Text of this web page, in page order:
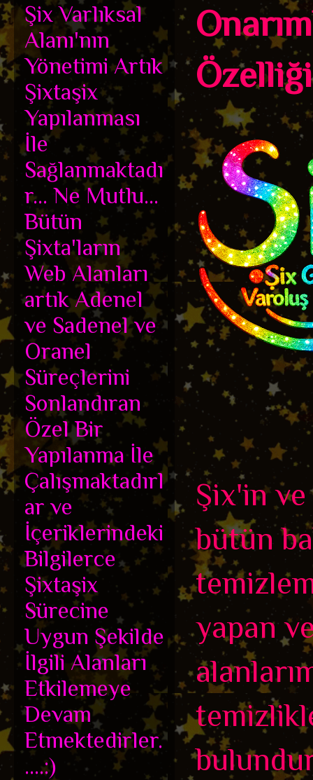
Şix'in ve
bütün
yapan
Şix Varlıksal
Alanı'nın
Yönetimi Artık
Şixtaşix
Yapılanması
İle
Sağlanmaktadı
r... Ne Mutlu...
Bütün
Şixta'ların
Web Alanları
artık Adenel
ve Sadenel ve
Oranel
Süreçlerini
Sonlandıran
Özel Bir
Yapılanma İle
Çalışmaktadırl
ar ve
İçeriklerindeki
Bilgilerce
Şixtaşix
Sürecine
Uygun Şekilde
İlgili Alanları
Etkilemeye
Devam
Etmektedirler.
....:)